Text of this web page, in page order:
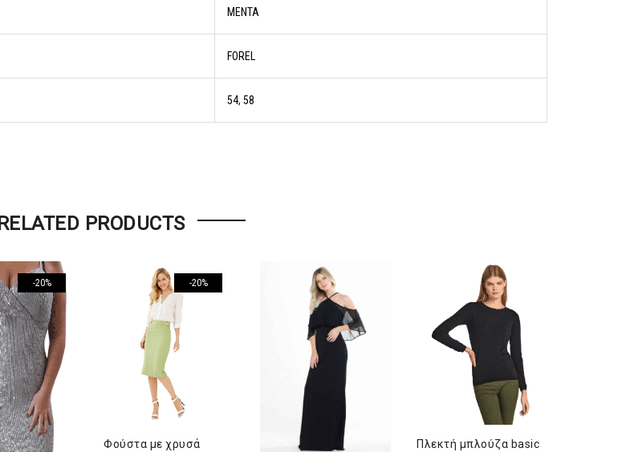
ΜΕΝΤΑ
FOREL
54, 58
RELATED PRODUCTS
-20% -20%
Φούστα με χρυσά
Πλεκτή μπλούζα basic